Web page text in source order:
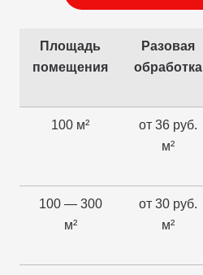
Площадь
помещения
Разовая
обработка
100 м²
от 36 руб.
м²
100 — 300
м²
от 30 руб.
м²